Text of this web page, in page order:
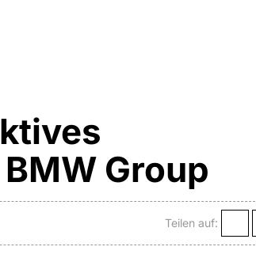
Group
Teilen auf: